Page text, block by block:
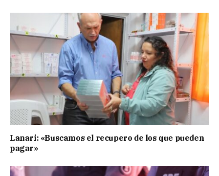
Lanari: «Buscamos el recupero de los que pueden
pagar»